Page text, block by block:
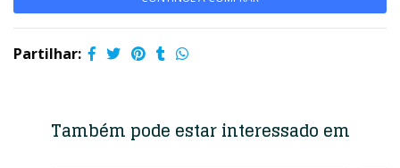
Partilhar:
Também pode estar interessado em